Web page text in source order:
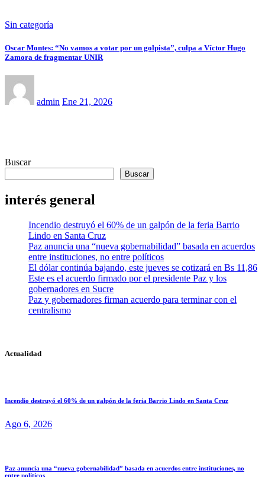
Sin categoría
Oscar Montes: “No vamos a votar por un golpista”, culpa a Víctor Hugo
Zamora de fragmentar UNIR
admin Ene 21, 2026
Buscar
Buscar
interés general
Incendio destruyó el 60% de un galpón de la feria Barrio
Lindo en Santa Cruz
Paz anuncia una “nueva gobernabilidad” basada en acuerdos
entre instituciones, no entre políticos
El dólar continúa bajando, este jueves se cotizará en Bs 11,86
Este es el acuerdo firmado por el presidente Paz y los
gobernadores en Sucre
Paz y gobernadores firman acuerdo para terminar con el
centralismo
Actualidad
Incendio destruyó el 60% de un galpón de la feria Barrio Lindo en Santa Cruz
Ago 6, 2026
Paz anuncia una “nueva gobernabilidad” basada en acuerdos entre instituciones, no
entre políticos